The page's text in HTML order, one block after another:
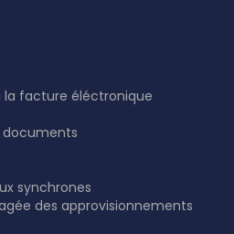
facture éléctronique
synchrones
des approvisionnements